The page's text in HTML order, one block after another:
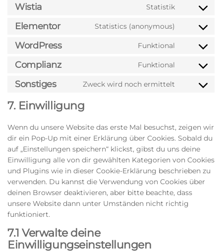
Wistia Statistik
Elementor Statistics (anonymous)
WordPress Funktional
Complianz Funktional
Sonstiges Zweck wird noch ermittelt
7. Einwilligung
Wenn du unsere Website das erste Mal besuchst, zeigen wir
dir ein Pop-Up mit einer Erklärung über Cookies. Sobald du
auf „Einstellungen speichern“ klickst, gibst du uns deine
Einwilligung alle von dir gewählten Kategorien von Cookies
und Plugins wie in dieser Cookie-Erklärung beschrieben zu
verwenden. Du kannst die Verwendung von Cookies über
deinen Browser deaktivieren, aber bitte beachte, dass
unsere Website dann unter Umständen nicht richtig
funktioniert.
7.1 Verwalte deine
Einwilligungseinstellungen